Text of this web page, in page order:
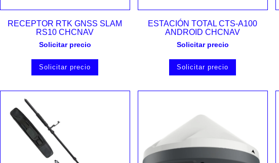
Vista rápida
RECEPTOR RTK GNSS SLAM
RS10 CHCNAV
Solicitar precio
Solicitar precio
Vista rápida
ESTACIÓN TOTAL CTS-A100
ANDROID CHCNAV
Solicitar precio
Solicitar precio